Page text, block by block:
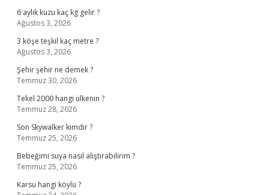
6 aylık kuzu kaç kg gelir ?
Ağustos 3, 2026
3 köşe teşkil kaç metre ?
Ağustos 3, 2026
Şehir şehir ne demek ?
Temmuz 30, 2026
Tekel 2000 hangi ülkenin ?
Temmuz 28, 2026
Son Skywalker kimdir ?
Temmuz 25, 2026
Bebeğimi suya nasıl alıştırabilirim ?
Temmuz 25, 2026
Karsu hangi köylü ?